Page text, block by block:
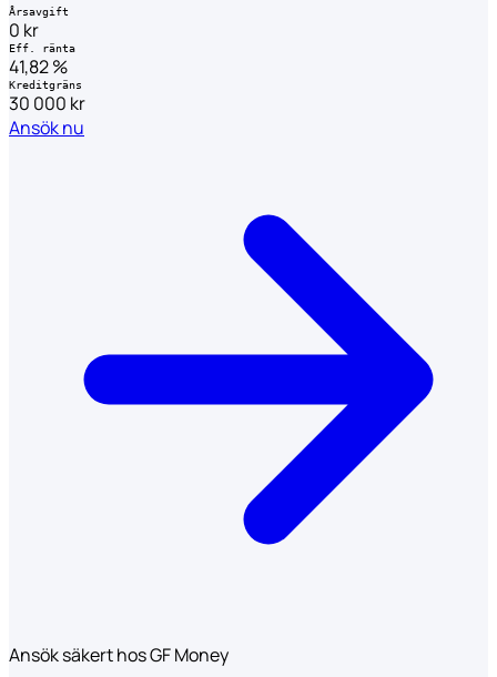
Årsavgift
0 kr
Eff. ränta
41,82 %
Kreditgräns
30 000 kr
Ansök nu
Ansök säkert hos GF Money